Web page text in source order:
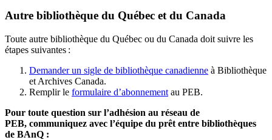
Autre bibliothèque du Québec et du Canada
Toute autre bibliothèque du Québec ou du Canada doit suivre les
étapes suivantes :
Demander un sigle de bibliothèque canadienne à Bibliothèque
et Archives Canada.
Remplir le formulaire d’abonnement au PEB.
Pour toute question sur l’adhésion au réseau de
PEB, communiquez avec l’équipe du prêt entre bibliothèques
de BAnQ :